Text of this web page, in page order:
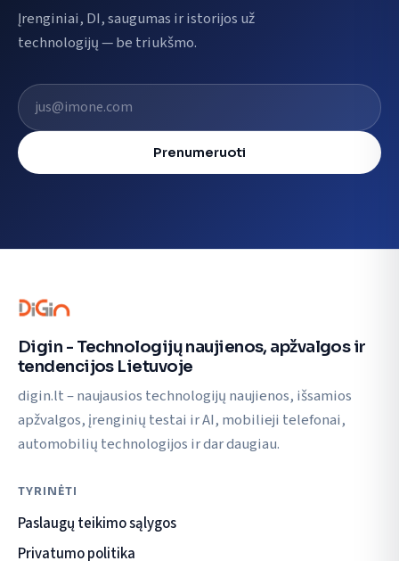
Įrenginiai, DI, saugumas ir istorijos už
technologijų — be triukšmo.
El. pašto adresas
Prenumeruoti
Digin - Technologijų naujienos, apžvalgos ir
tendencijos Lietuvoje
digin.lt – naujausios technologijų naujienos, išsamios
apžvalgos, įrenginių testai ir AI, mobilieji telefonai,
automobilių technologijos ir dar daugiau.
TYRINĖTI
Paslaugų teikimo sąlygos
Privatumo politika